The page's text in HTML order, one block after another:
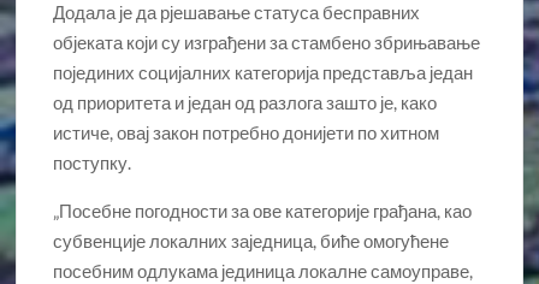
Додала је да рјешавање статуса бесправних
објеката који су изграђени за стамбено збрињавање
појединих социјалних категорија представља један
од приоритета и један од разлога зашто је, како
истиче, овај закон потребно донијети по хитном
поступку.
„Посебне погодности за ове категорије грађана, као
субвенције локалних заједница, биће омогућене
посебним одлукама јединица локалне самоуправе,